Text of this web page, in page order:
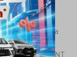
SUV yang
antara performa
pada
teknologi VNT